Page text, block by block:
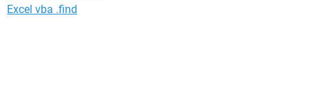
Excel vba .find